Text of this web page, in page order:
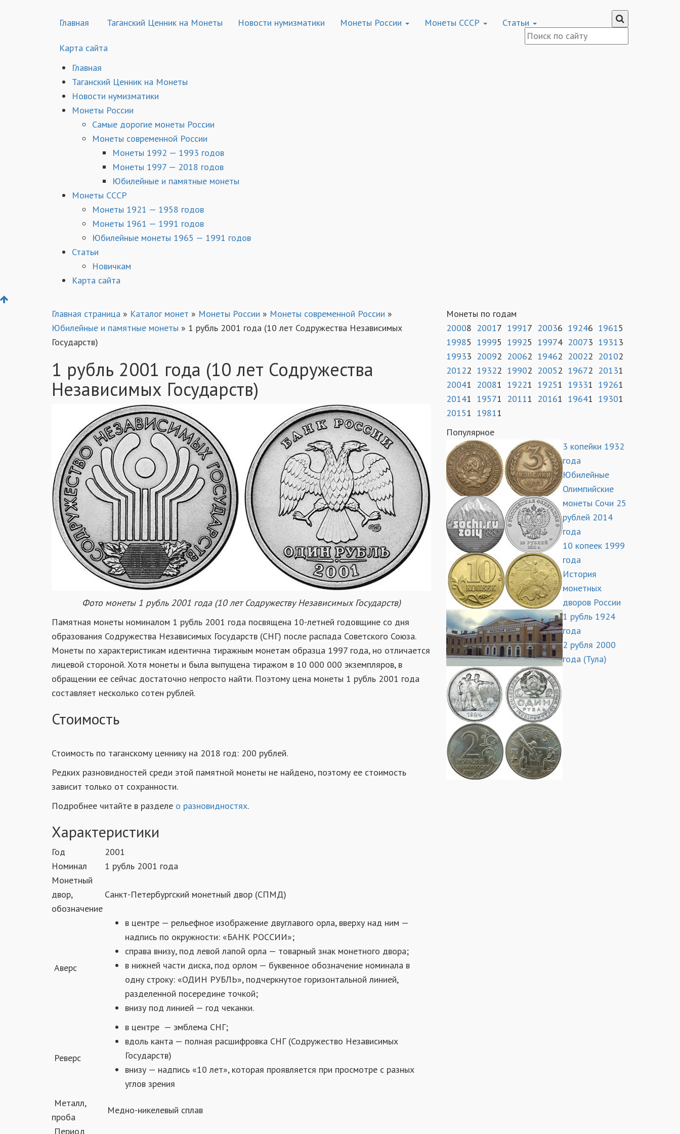
Главная Таганский Ценник на Монеты Новости нумизматики Монеты России Монеты СССР Статьи
Карта сайта
Главная
Таганский Ценник на Монеты
Новости нумизматики
Монеты России
Самые дорогие монеты России
Монеты современной России
Монеты 1992 — 1993 годов
Монеты 1997 — 2018 годов
Юбилейные и памятные монеты
Монеты СССР
Монеты 1921 — 1958 годов
Монеты 1961 — 1991 годов
Юбилейные монеты 1965 — 1991 годов
Статьи
Новичкам
Карта сайта
Главная страница » Каталог монет » Монеты России » Монеты современной России »
Юбилейные и памятные монеты » 1 рубль 2001 года (10 лет Содружества Независимых
Государств)
1 рубль 2001 года (10 лет Содружества
Независимых Государств)
Фото монеты 1 рубль 2001 года (10 лет Содружеству Независимых Государств)
Памятная монеты номиналом 1 рубль 2001 года посвящена 10-летней годовщине со дня
образования Содружества Независимых Государств (СНГ) после распада Советского Союза.
Монеты по характеристикам идентична тиражным монетам образца 1997 года, но отличается
лицевой стороной. Хотя монеты и была выпущена тиражом в 10 000 000 экземпляров, в
обращении ее сейчас достаточно непросто найти. Поэтому цена монеты 1 рубль 2001 года
составляет несколько сотен рублей.
Стоимость
Стоимость по таганскому ценнику на 2018 год: 200 рублей.
Редких разновидностей среди этой памятной монеты не найдено, поэтому ее стоимость
зависит только от сохранности.
Подробнее читайте в разделе о разновидностях.
Характеристики
Год
2001
Номинал
1 рубль 2001 года
Монетный
двор,
обозначение
Санкт-Петербургский монетный двор (СПМД)
Аверс
в центре — рельефное изображение двуглавого орла, вверху над ним —
надпись по окружности: «БАНК РОССИИ»;
справа внизу, под левой лапой орла — товарный знак монетного двора;
в нижней части диска, под орлом — буквенное обозначение номинала в
одну строку: «ОДИН РУБЛЬ», подчеркнутое горизонтальной линией,
разделенной посередине точкой;
внизу под линией — год чеканки.
Реверс
в центре — эмблема СНГ;
вдоль канта — полная расшифровка СНГ (Содружество Независимых
Государств)
внизу — надпись «10 лет», которая проявляется при просмотре с разных
углов зрения
Металл,
проба
Медно-никелевый сплав
Период
Монеты по годам
20008 20017 19917 20036 19246 19615
19985 19995 19925 19974 20073 19313
19933 20092 20062 19462 20022 20102
20122 19322 19902 20052 19672 20131
20041 20081 19221 19251 19331 19261
20141 19571 20111 20161 19641 19301
20151 19811
Популярное
3 копейки 1932
года
Юбилейные
Олимпийские
монеты Сочи 25
рублей 2014
года
10 копеек 1999
года
История
монетных
дворов России
1 рубль 1924
года
2 рубля 2000
года (Тула)